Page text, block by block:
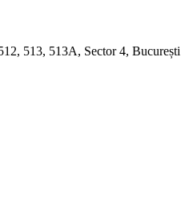
513, 513A, Sector 4, București